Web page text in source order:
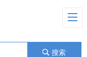
搜索